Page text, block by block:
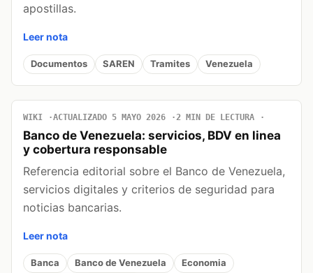
apostillas.
Leer nota
Documentos SAREN Tramites Venezuela
WIKI ACTUALIZADO 5 MAYO 2026 2 MIN DE LECTURA
Banco de Venezuela: servicios, BDV en linea
y cobertura responsable
Referencia editorial sobre el Banco de Venezuela,
servicios digitales y criterios de seguridad para
noticias bancarias.
Leer nota
Banca Banco de Venezuela
Economia